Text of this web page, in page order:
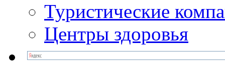
Туристические
Центры здоровья